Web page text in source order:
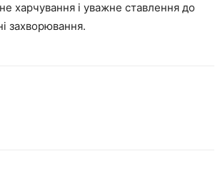
харчування і уважне ставлення до
захворювання.